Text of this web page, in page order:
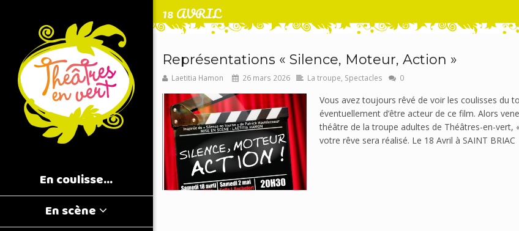
En coulisse…
En scène
18 AVRIL
Représentations « Silence, Moteur, Action »
Laetitia Hamon 26 mars 2026 La troupe Spectacles 0
Vous avez toujours rêvé de voir les coulisses du
éventuellement d’être acteur de ce film. Alors
théâtre de la troupe adultes de Théâtres-en-vert,
votre rêve sera réalisé. Le 18 Avril à SAINT